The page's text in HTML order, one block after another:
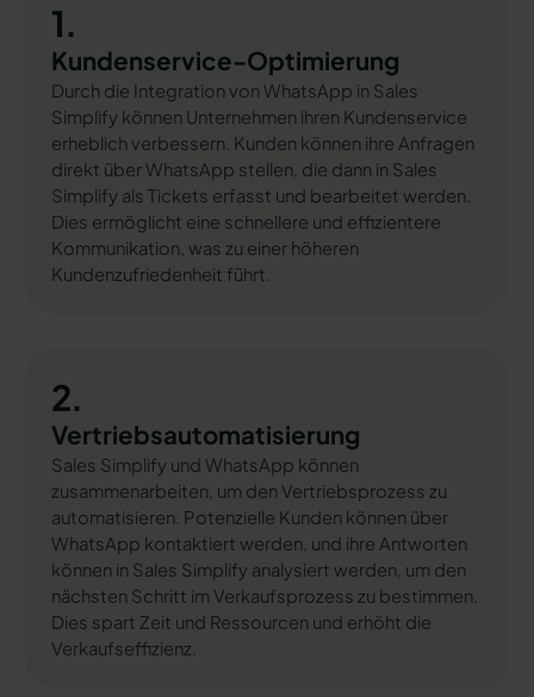
1.
Kundenservice-Optimierung
Durch die Integration von WhatsApp in Sales
Simplify können Unternehmen ihren Kundenservice
erheblich verbessern. Kunden können ihre Anfragen
direkt über WhatsApp stellen, die dann in Sales
Simplify als Tickets erfasst und bearbeitet werden.
Dies ermöglicht eine schnellere und effizientere
Kommunikation, was zu einer höheren
Kundenzufriedenheit führt.
2.
Vertriebsautomatisierung
Sales Simplify und WhatsApp können
zusammenarbeiten, um den Vertriebsprozess zu
automatisieren. Potenzielle Kunden können über
WhatsApp kontaktiert werden, und ihre Antworten
können in Sales Simplify analysiert werden, um den
nächsten Schritt im Verkaufsprozess zu bestimmen.
Dies spart Zeit und Ressourcen und erhöht die
Verkaufseffizienz.